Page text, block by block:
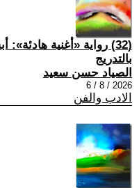
(32) رواية «أغنية هادئة»:
بالتدريج
الصياد حسن سعيد
2026 / 8 / 6
الادب والفن